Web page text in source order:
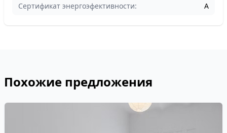
Cертификат энергоэфективности: A
Похожие предложения